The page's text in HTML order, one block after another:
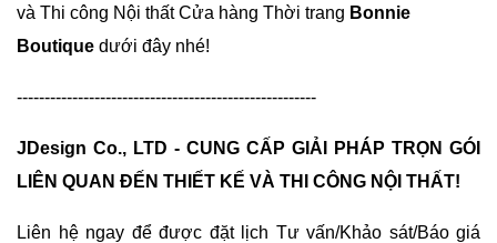
và Thi công Nội thất Cửa hàng Thời trang Bonnie
Boutique dưới đây nhé!
------------------------------------------------------
JDesign Co., LTD - CUNG CẤP GIẢI PHÁP TRỌN GÓI
LIÊN QUAN ĐẾN THIẾT KẾ VÀ THI CÔNG NỘI THẤT!
Liên hệ ngay để được đặt lịch Tư vấn/Khảo sát/Báo giá